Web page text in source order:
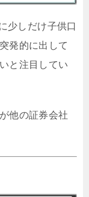
少しだけ子供口
発的に出して
と注目してい
他の証券会社